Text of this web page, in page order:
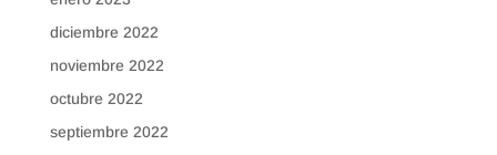
diciembre 2022
noviembre 2022
octubre 2022
septiembre 2022